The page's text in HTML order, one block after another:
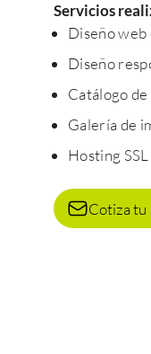
Servicios
Diseño
Diseño
Catálogo
Galería de
Hosting SSL
Cotiza